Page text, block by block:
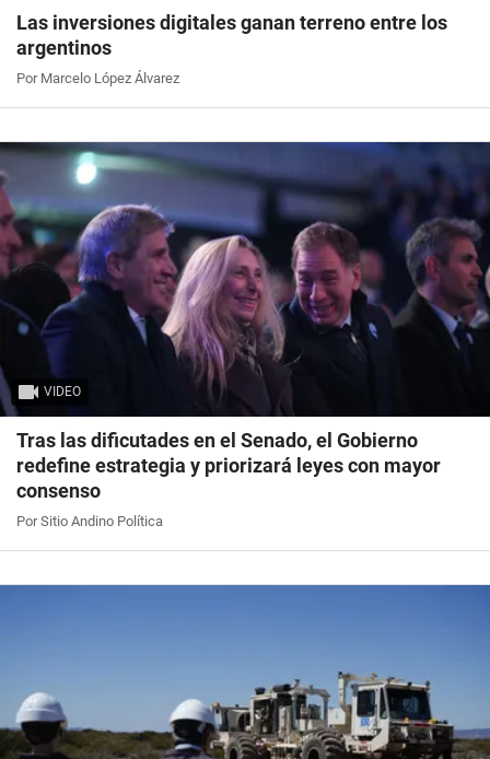
Las inversiones digitales ganan terreno entre los
argentinos
Por Marcelo López Álvarez
VIDEO
Tras las dificutades en el Senado, el Gobierno
redefine estrategia y priorizará leyes con mayor
consenso
Por Sitio Andino Política